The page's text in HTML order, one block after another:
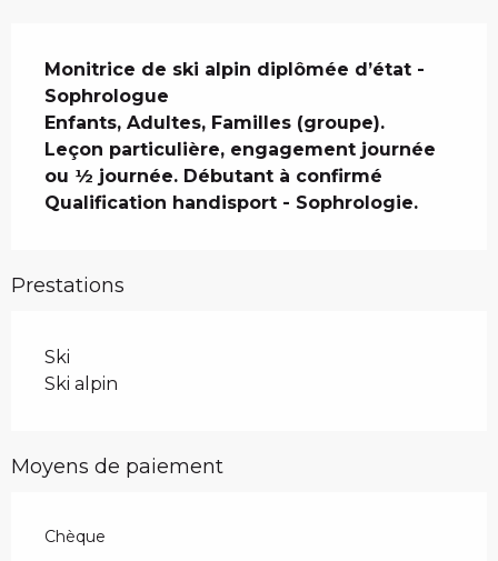
Monitrice de ski alpin diplômée d’état -
Sophrologue
Enfants, Adultes, Familles (groupe).
Leçon particulière, engagement journée
ou ½ journée. Débutant à confirmé
Qualification handisport - Sophrologie.
Prestations
Ski
Ski alpin
Moyens de paiement
Chèque